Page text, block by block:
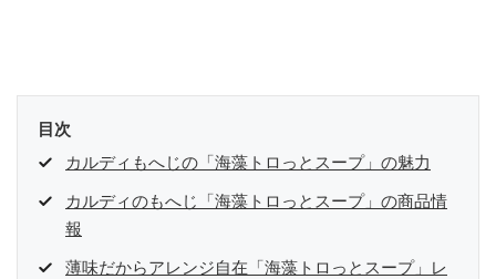
目次
カルディもへじの「海藻トロっとスープ」の魅力
カルディのもへじ「海藻トロっとスープ」の商品情
報
薄味だからアレンジ自在「海藻トロっとスープ」レ